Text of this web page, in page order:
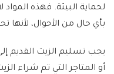
لحماية البيئة. فهذه المواد
بأي حال من الأحوال،
يجب تسليم الزيت القديم
أو المتاجر التي تم شراء